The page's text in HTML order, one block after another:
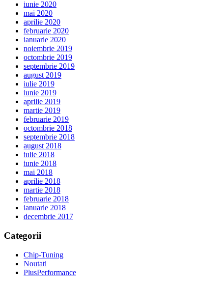
iunie 2020
mai 2020
aprilie 2020
februarie 2020
ianuarie 2020
noiembrie 2019
octombrie 2019
septembrie 2019
august 2019
iulie 2019
iunie 2019
aprilie 2019
martie 2019
februarie 2019
octombrie 2018
septembrie 2018
august 2018
iulie 2018
iunie 2018
mai 2018
aprilie 2018
martie 2018
februarie 2018
ianuarie 2018
decembrie 2017
Categorii
Chip-Tuning
Noutati
PlusPerformance